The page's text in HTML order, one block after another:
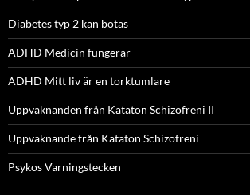
Diabetes typ 2 kan botas
ADHD Medicin fungerar
ADHD Mitt liv är en torktumlare
Uppvaknanden från Kataton Schizofreni II
Uppvaknande från Kataton Schizofreni
Psykos Varningstecken